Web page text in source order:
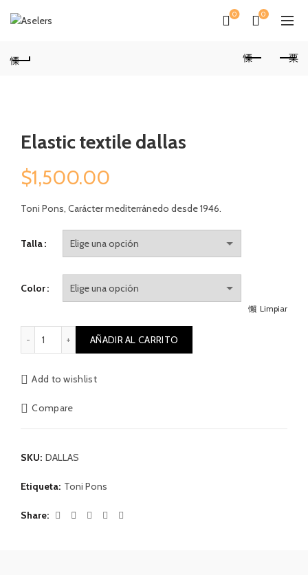
0 0
Elastic textile dallas
$1,500.00
Toni Pons, Carácter mediterránedo desde 1946.
Talla
Color
Limpiar
Elastic textile dallas cantidad
AÑADIR AL CARRITO
Add to wishlist
Compare
SKU: DALLAS
Etiqueta: Toni Pons
Share